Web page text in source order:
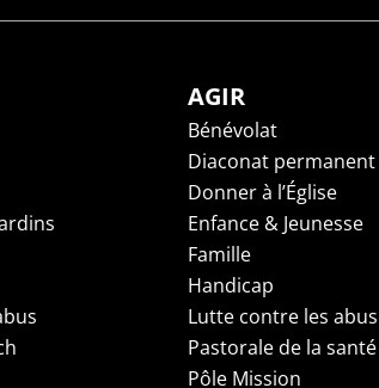
AGIR
Bénévolat
Diaconat permanent
Donner à l’Église
Enfance & Jeunesse
Famille
Handicap
Lutte contre les abus
Pastorale de la santé
Pôle Mission